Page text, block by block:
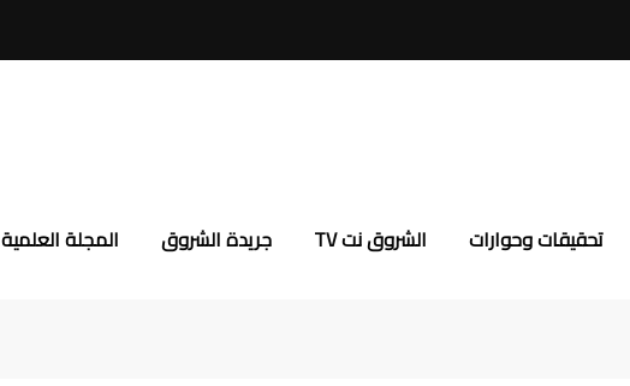
تحقيقات وحوارات الشروق نت TV جريدة الشروق المجلة العلمية